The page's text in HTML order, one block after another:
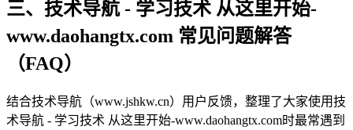
三、技术导航 - 学习技术 从这里开始-
www.daohangtx.com 常见问题解答
（FAQ）
结合技术导航（www.jshkw.cn）用户反馈，整理了大家使用技
术导航 - 学习技术 从这里开始-www.daohangtx.com时最常遇到